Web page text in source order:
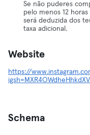
Se não puderes
pelo menos 12
será deduzida dos
taxa adicional.
Website
https://
Schema